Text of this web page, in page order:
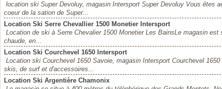
location ski Super Devoluy, magasin Intersport Super Devoluy Vous êtes
coeur de la sation de Super...
Location Ski Serre Chevallier 1500 Monetier Intersport
Location de ski à Serre Chevalier 1500 Monetier Les BainsLe magasin
chaude, en...
Location Ski Courchevel 1650 Intersport
Location ski Courchevel 1650 Savoie, magasin Intersport Courchevel
skis, de surf et d'accessoires...
Location Ski Argentière Chamonix